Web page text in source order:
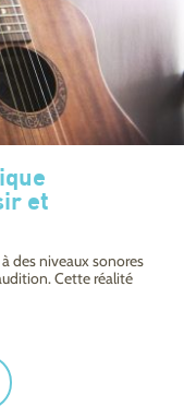
et
des niveaux sonores
Cette réalité